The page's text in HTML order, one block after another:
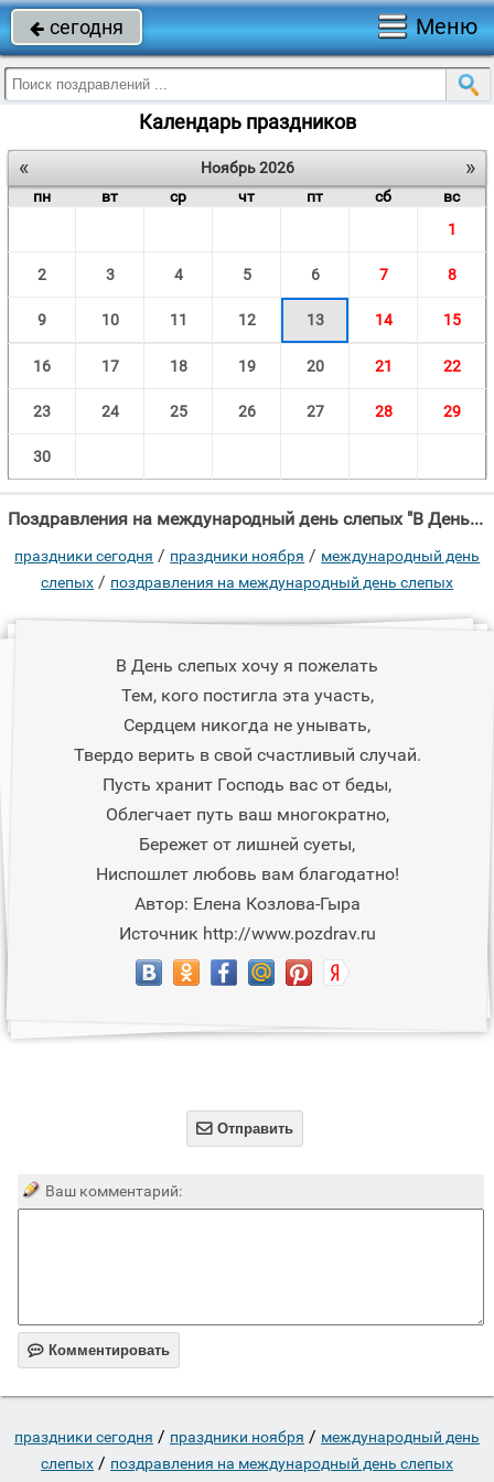
 сегодня Меню
Календарь праздников
« »
Ноябрь 2026
пн
вт ср чт пт сб
вс
1
2 3 4 5 6 7 8
9 10 11 12 13 14 15
16 17 18 19 20 21 22
23 24 25 26 27 28 29
30
Поздравления на международный день слепых "В День слепых хочу я пожелать Тем, кого постигла эта участь, Сердцем никогда не"
праздники сегодня / праздники ноября / международный день
слепых / поздравления на международный день слепых
В День слепых хочу я пожелать
Тем, кого постигла эта участь,
Сердцем никогда не унывать,
Твердо верить в свой счастливый случай.
Пусть хранит Господь вас от беды,
Облегчает путь ваш многократно,
Бережет от лишней суеты,
Ниспошлет любовь вам благодатно!
Автор: Елена Козлова-Гыра
Источник http://www.pozdrav.ru
 Отправить
Ваш комментарий:
 Комментировать
праздники сегодня / праздники ноября / международный день
слепых / поздравления на международный день слепых